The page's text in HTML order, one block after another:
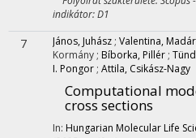
indikátor: D1
7 János, Juhász ; Valentina, Madár
Kormány ; Bíborka, Pillér ;
I. Pongor ; Attila, Csikász-Nagy
Computational
cross sections
In: Hungarian Molecular Life